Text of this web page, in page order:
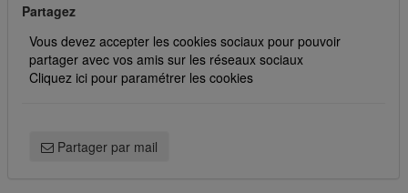
Partagez
Vous devez accepter les cookies sociaux pour pouvoir
partager avec vos amis sur les réseaux sociaux
Cliquez ici pour paramétrer les cookies
Partager par mail